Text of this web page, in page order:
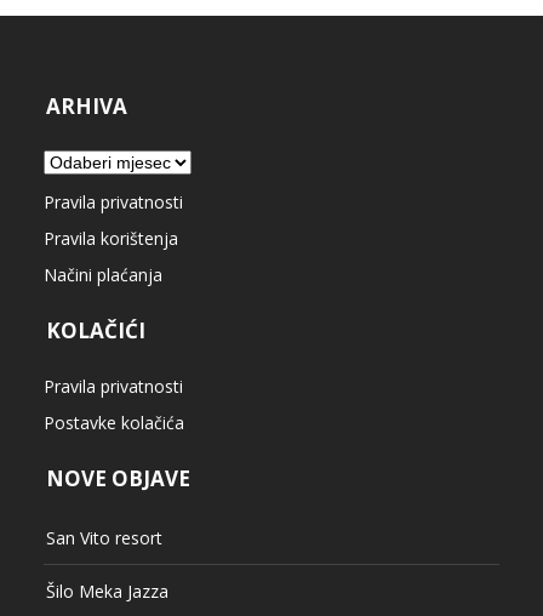
ARHIVA
Arhiva
Pravila privatnosti
Pravila korištenja
Načini plaćanja
KOLAČIĆI
Pravila privatnosti
Postavke kolačića
NOVE OBJAVE
San Vito resort
Šilo Meka Jazza